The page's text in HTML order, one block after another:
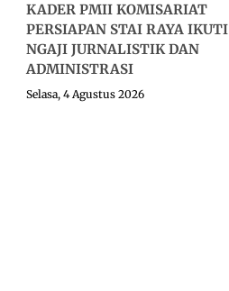
KADER PMII KOMISARIAT
PERSIAPAN STAI RAYA IKUTI
NGAJI JURNALISTIK DAN
ADMINISTRASI
Selasa, 4 Agustus 2026